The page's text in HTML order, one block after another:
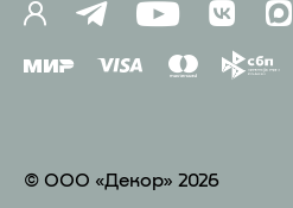
© ООО «Декор» 2026